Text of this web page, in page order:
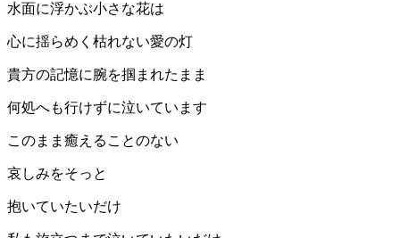
水面に浮かぶ小さな花は
心に揺らめく枯れない愛の灯
貴方の記憶に腕を掴まれたまま
何処へも行けずに泣いています
このまま癒えることのない
哀しみをそっと
抱いていたいだけ